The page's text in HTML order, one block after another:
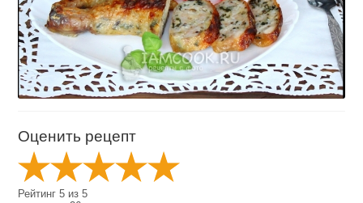
Оценить рецепт
Рейтинг5 из5